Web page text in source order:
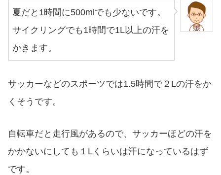
夏だと1時間に500mlでも少ないです。
サイクリングでも1時間で1L以上の汗を
かきます。
サッカーなどのスポーツでは1.5時間で２Lの汗をか
くそうです。
自転車だと走行風があるので、サッカーほどの汗を
かかないにしても１Lくらいは汗になっているはず
です。